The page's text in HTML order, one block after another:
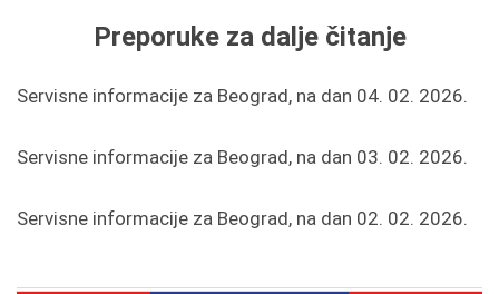
Preporuke za dalje čitanje
Servisne informacije za Beograd, na dan 04. 02. 2026.
Servisne informacije za Beograd, na dan 03. 02. 2026.
Servisne informacije za Beograd, na dan 02. 02. 2026.